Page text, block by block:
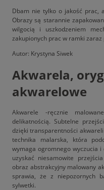
Dbam nie tylko o jakość prac,
Obrazy są starannie
wilgocią i uszkodzeniem
zakupionych prac w ramki zaraz
Autor: Krystyna Siwek
Akwarela,
akwarelowe
Akwarele -ręcznie
delikatnością. Subtelne
dzięki transparentności
technika malarska, która
wymaga ogromnego wyczucia
uzyskać niesamowite
obraz abstrakcyjny malowany
sprawia, że z niepozornych
sylwetki.